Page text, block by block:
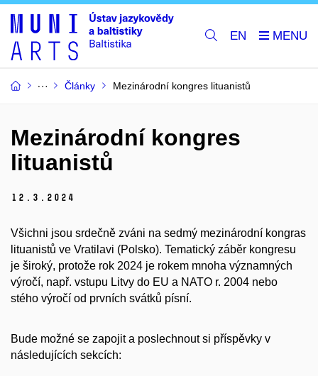
EN
Články Mezinárodní kongres lituanistů
Mezinárodní kongres
lituanistů
12. 3. 2024
Všichni jsou srdečně zváni na sedmý mezinárodní kongras
lituanistů ve Vratilavi (Polsko). Tematický záběr kongresu
je široký, protože rok 2024 je rokem mnoha významných
výročí, např. vstupu Litvy do EU a NATO r. 2004 nebo
stého výročí od prvních svátků písní.
Bude možné se zapojit a poslechnout si příspěvky v
následujících sekcích: